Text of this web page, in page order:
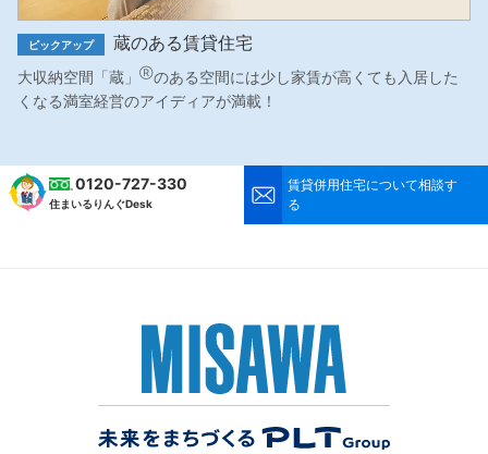
ピックアップ 蔵のある賃貸住宅
大収納空間「蔵」 Ⓡのある空間には少し家賃が高くても入居した
くなる満室経営のアイディアが満載！
0120-727-330
住まいるりんぐDesk
賃貸併用住宅について相談す
る